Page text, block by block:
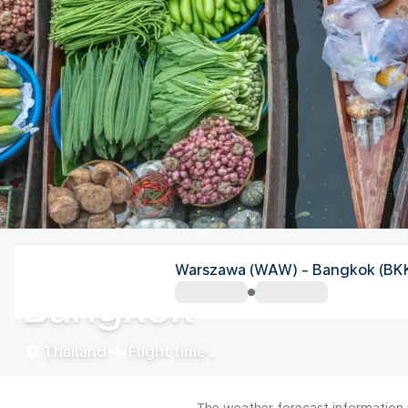
Bangkok
Thailand Flight time
Warszawa (WAW) - Bangkok